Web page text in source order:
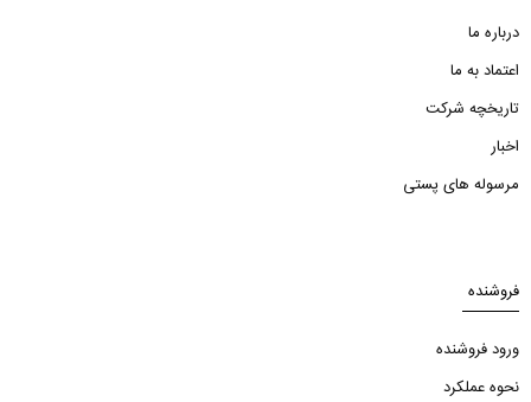
درباره ما
اعتماد به ما
تاریخچه شرکت
اخبار
مرسوله های پستی
فروشنده
ورود فروشنده
نحوه عملکرد